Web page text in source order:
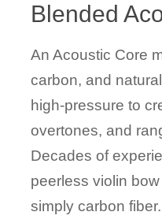
Blended
An Acoustic Core
carbon, and
high-pressure to
overtones, and
Decades of
peerless violin
simply carbon fiber.